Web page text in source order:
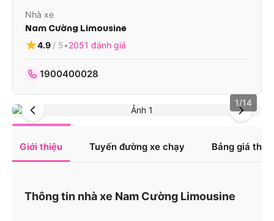
Nhà xe
Nam Cường Limousine
4.9 / 5•2051 đánh giá
1900400028
1/14
Giới thiệu Tuyến đường xe chạy Bảng giá
Thông tin nhà xe Nam Cường Limousine